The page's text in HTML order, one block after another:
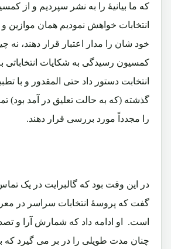
که ما بیانیۀ را به نشر سپردیم و از
انتخابات خواهش نمودیم همان موازین
خود شان را مدار اعتبار قرار دهند، نه
کمسیون رسیدگی به شکایات انتخاباتی
انتخابت دستور داد حتی المقدور و با
گذشته (که به حالت تعلیق در آمد بود)
را مجدداً مورد بررسی قرار دهند.
در این وقت بود که گالبرایت در یک
گفت که پروسۀ انتخابات سراسر در
است. او ادامه داد که شمارش آرا و
چنان مدت طویلی را در بر می گیرد که